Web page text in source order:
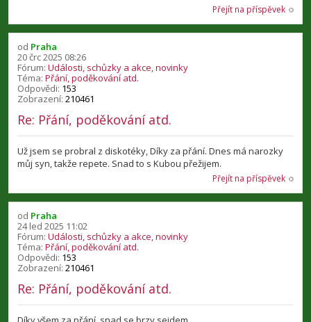
Přejít na příspěvek
od Praha
20 črc 2025 08:26
Fórum: Události, schůzky a akce, novinky
Téma: Přání, poděkování atd.
Odpovědi: 153
Zobrazení: 210461
Re: Přání, poděkování atd.
Už jsem se probral z diskotéky, Díky za přání. Dnes má narozky
můj syn, takže repete. Snad to s Kubou přežijem.
Přejít na příspěvek
od Praha
24 led 2025 11:02
Fórum: Události, schůzky a akce, novinky
Téma: Přání, poděkování atd.
Odpovědi: 153
Zobrazení: 210461
Re: Přání, poděkování atd.